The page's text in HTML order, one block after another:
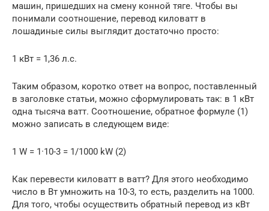
машин, пришедших на смену конной тяге. Чтобы вы
понимали соотношение, перевод киловатт в
лошадиные силы выглядит достаточно просто:
1 кВт = 1,36 л.с.
Таким образом, коротко ответ на вопрос, поставленный
в заголовке статьи, можно сформулировать так: в 1 кВт
одна тысяча ватт. Соотношение, обратное формуле (1)
можно записать в следующем виде:
1 W = 1·10-3 = 1/1000 kW (2)
Как перевести киловатт в ватт? Для этого необходимо
число в Вт умножить на 10-3, то есть, разделить на 1000.
Для того, чтобы осуществить обратный перевод из кВт